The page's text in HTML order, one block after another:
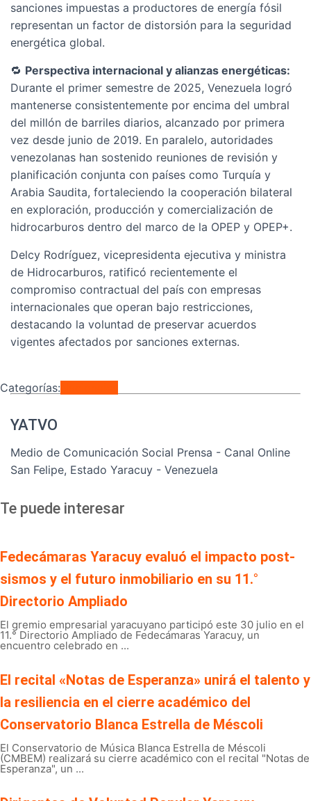
sanciones impuestas a productores de energía fósil
representan un factor de distorsión para la seguridad
energética global.
🔁 Perspectiva internacional y alianzas energéticas:
Durante el primer semestre de 2025, Venezuela logró
mantenerse consistentemente por encima del umbral
del millón de barriles diarios, alcanzado por primera
vez desde junio de 2019. En paralelo, autoridades
venezolanas han sostenido reuniones de revisión y
planificación conjunta con países como Turquía y
Arabia Saudita, fortaleciendo la cooperación bilateral
en exploración, producción y comercialización de
hidrocarburos dentro del marco de la OPEP y OPEP+.
Delcy Rodríguez, vicepresidenta ejecutiva y ministra
de Hidrocarburos, ratificó recientemente el
compromiso contractual del país con empresas
internacionales que operan bajo restricciones,
destacando la voluntad de preservar acuerdos
vigentes afectados por sanciones externas.
Categorías:
YATVO
Medio de Comunicación Social Prensa - Canal Online
San Felipe, Estado Yaracuy - Venezuela
Te puede interesar
Fedecámaras Yaracuy evaluó el impacto post-
sismos y el futuro inmobiliario en su 11.°
Directorio Ampliado
El gremio empresarial yaracuyano participó este 30 julio en el
11.° Directorio Ampliado de Fedecámaras Yaracuy, un
encuentro celebrado en ...
El recital «Notas de Esperanza» unirá el talento y
la resiliencia en el cierre académico del
Conservatorio Blanca Estrella de Méscoli
El Conservatorio de Música Blanca Estrella de Méscoli
(CMBEM) realizará su cierre académico con el recital "Notas de
Esperanza", un ...